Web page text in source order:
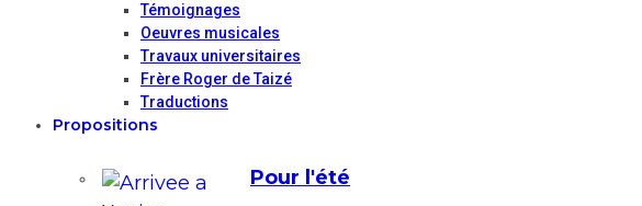
Témoignages
Oeuvres musicales
Travaux universitaires
Frère Roger de Taizé
Traductions
Propositions
Pour l'été